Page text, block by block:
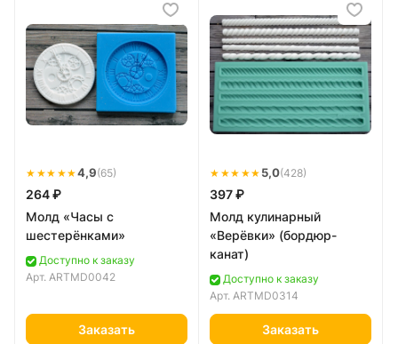
★★★★★4,9(65)
264 ₽
Молд «Часы с
шестерёнками»
Доступно к заказу
Арт. ARTMD0042
Заказать
★★★★★ 5,0(428)
397 ₽
Молд кулинарный
«Верёвки» (бордюр-
канат)
Доступно к заказу
Арт. ARTMD0314
Заказать